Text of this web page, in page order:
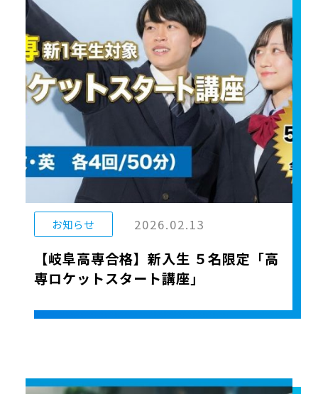
お知らせ 2026.02.13
【岐阜高専合格】新入生 ５名限定「高
専ロケットスタート講座」